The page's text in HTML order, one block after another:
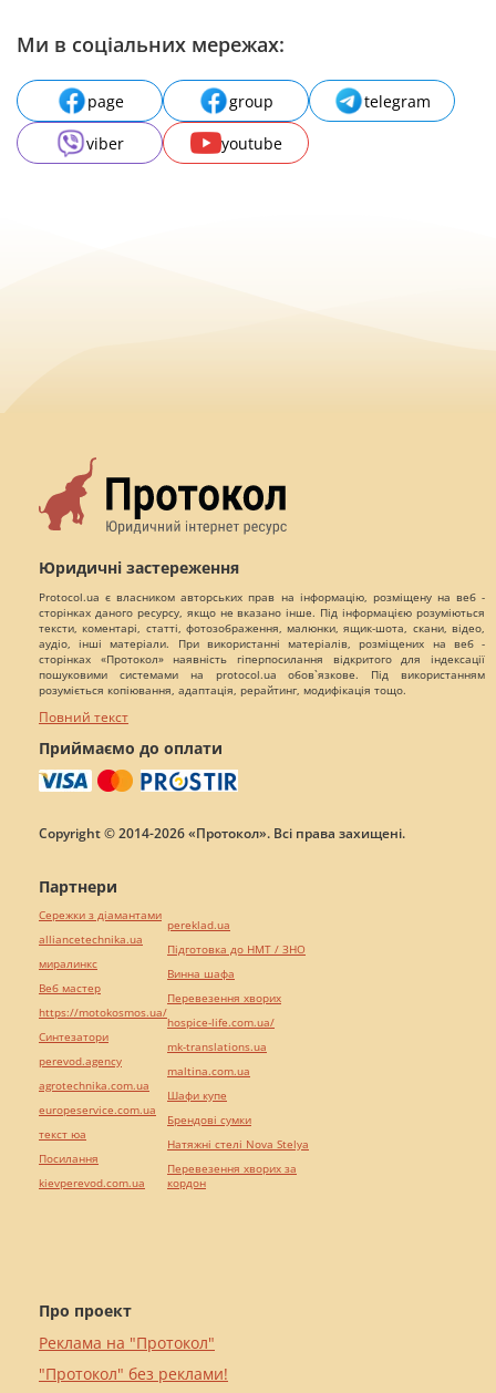
Ми в соціальних мережах:
page group
telegram
viber
youtube
Юридичні застереження
Protocol.ua є власником авторських прав на інформацію, розміщену на веб -
сторінках даного ресурсу, якщо не вказано інше. Під інформацією розуміються
тексти, коментарі, статті, фотозображення, малюнки, ящик-шота, скани, відео,
аудіо, інші матеріали. При використанні матеріалів, розміщених на веб -
сторінках «Протокол» наявність гіперпосилання відкритого для індексації
пошуковими системами на protocol.ua обов`язкове. Під використанням
розуміється копіювання, адаптація, рерайтинг, модифікація тощо.
Повний текст
Приймаємо до оплати
Copyright © 2014-2026 «Протокол». Всі права захищені.
Про проект
Реклама на "Протокол"
"Протокол" без реклами!
Партнери
Сережки з діамантами
alliancetechnika.ua
миралинкс
Веб мастер
https://motokosmos.ua/
Синтезатори
perevod.agency
agrotechnika.com.ua
europeservice.com.ua
текст юа
Посилання
kievperevod.com.ua
pereklad.ua
Підготовка до НМТ / ЗНО
Винна шафа
Перевезення хворих
hospice-life.com.ua/
mk-translations.ua
maltina.com.ua
Шафи купе
Брендові сумки
Натяжні стелі Nova Stelya
Перевезення хворих за
кордон